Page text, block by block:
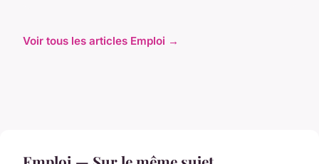
Voir tous les articles Emploi →